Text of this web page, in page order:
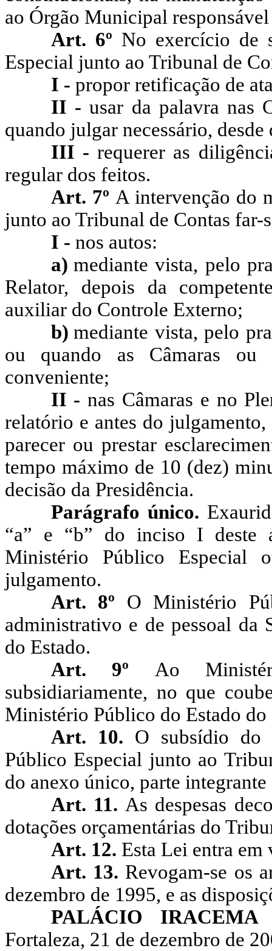
ao Órgão Municipal
Art. 6º No exercício de
Especial junto ao Tribunal de
I - propor retificação de
II -usar da palavra nas
quando julgar necessário,
III -requerer as
regular dos feitos.
Art. 7º A intervenção do
junto ao Tribunal de Contas far-
I - nos autos:
a) mediante vista, pelo
Relator, depois da
auxiliar do Controle Externo;
b) mediante vista, pelo
ou quando as Câmaras ou
conveniente;
II -nas Câmaras e no
relatório e antes do
parecer ou prestar
tempo máximo de 10 (dez)
decisão da Presidência.
Parágrafo único.
“a” e “b” do inciso I deste
Ministério Público Especial
julgamento.
Art. 8º O Ministério
administrativo e de pessoal da
do Estado.
Art. 9º Ao
subsidiariamente, no que
Ministério Público do Estado do
Art. 10. O subsídio do
Público Especial junto ao
do anexo único, parte integrante
Art. 11. As despesas
dotações orçamentárias do
Art. 12. Esta Lei entra em
Art. 13. Revogam-se os
dezembro de 1995, e as
PALÁCIO
Fortaleza, 21 de dezembro de